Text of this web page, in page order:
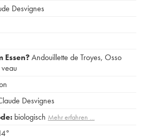
Desvignes
Essen?Andouillette de Troyes, Osso
Desvignes
biologisch Mehr erfahren …